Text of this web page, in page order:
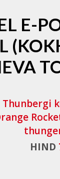
E-
Thunbergi
HIND